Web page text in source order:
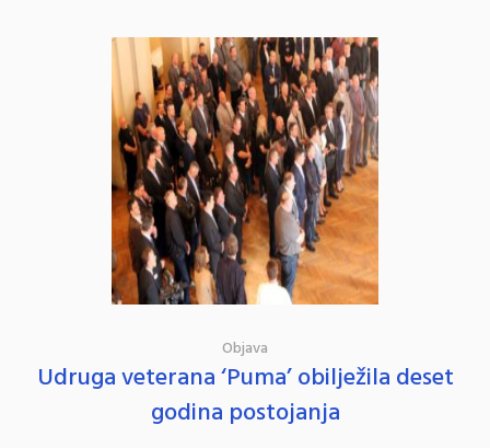
Objava
Udruga veterana ‘Puma’ obilježila deset
godina postojanja